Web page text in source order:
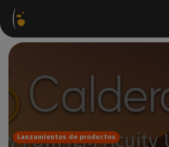
Paquetes
de
software
Lanzamientos de productos